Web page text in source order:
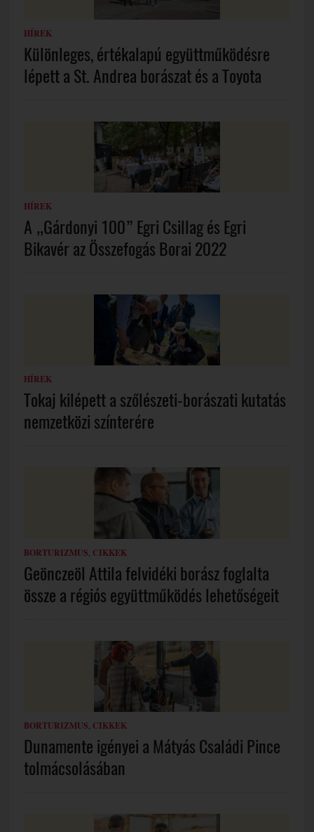
HÍREK
Különleges, értékalapú együttműködésre
lépett a St. Andrea borászat és a Toyota
HÍREK
A „Gárdonyi 100” Egri Csillag és Egri
Bikavér az Összefogás Borai 2022
HÍREK
Tokaj kilépett a szőlészeti-borászati kutatás
nemzetközi színterére
BORTURIZMUS CIKKEK
Geönczeöl Attila felvidéki borász foglalta
össze a régiós együttműködés lehetőségeit
BORTURIZMUS CIKKEK
Dunamente igényei a Mátyás Családi Pince
tolmácsolásában